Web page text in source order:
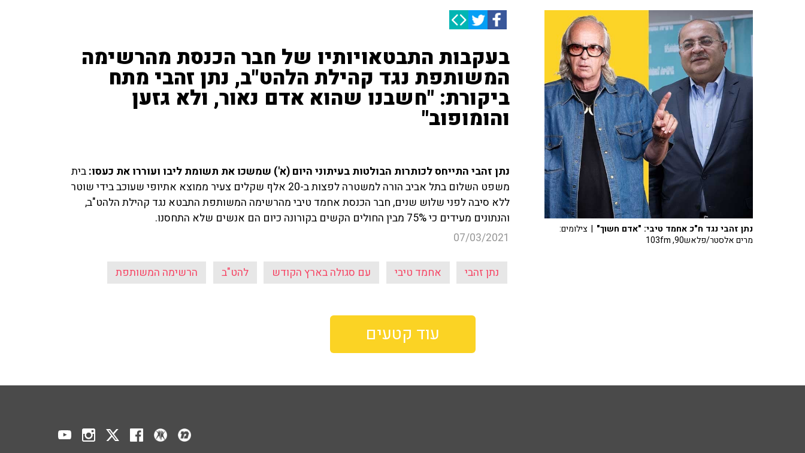
בעקבות התבטאויותיו של חבר הכנסת מהרשימה
המשותפת נגד קהילת הלהט"ב, נתן זהבי מתח
ביקורת: "חשבנו שהוא אדם נאור, ולא גזען
והומופוב"
נתן זהבי התייחס לכותרות הבולטות בעיתוני היום (א') שמשכו את תשומת ליבו ועוררו את כעסו: בית
משפט השלום בתל אביב הורה למשטרה לפצות ב-20 אלף שקלים צעיר ממוצא אתיופי שעוכב בידי שוטר
ללא סיבה לפני שלוש שנים, חבר הכנסת אחמד טיבי מהרשימה המשותפת התבטא נגד קהילת הלהט"ב,
והנתונים מעידים כי 75% מבין החולים הקשים בקורונה כיום הם אנשים שלא התחסנו.
07/03/2021
נתן זהבי אחמד טיבי עם סגולה בארץ הקודש להט"ב הרשימה המשותפת
נתן זהבי נגד ח"כ אחמד טיבי: "אדם חשוך" | צילומים:
מרים אלסטר/פלאש90, 103fm
עוד קטעים